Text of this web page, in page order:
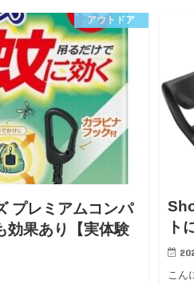
アウトドア
プレミアムコンパ
効果あり【実体験
ト
こん